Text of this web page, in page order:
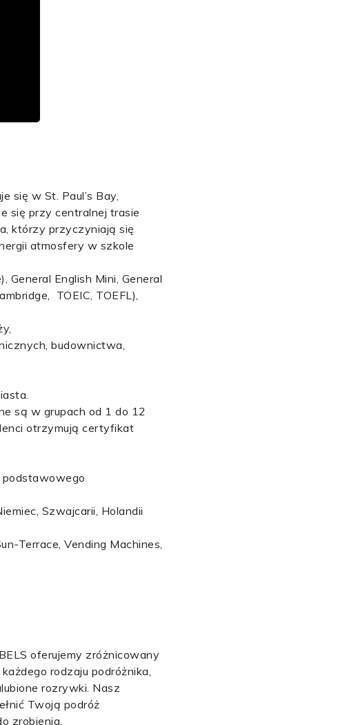
się w St. Paul’s Bay,
się przy centralnej trasie
którzy przyczyniają się
atmosfery w szkole
General English Mini, General
TOEIC, TOEFL),
budownictwa,
są w grupach od 1 do 12
otrzymują certyfikat
podstawowego
Szwajcarii, Holandii
Terrace, Vending Machines,
oferujemy zróżnicowany
rodzaju podróżnika,
rozrywki. Nasz
Twoją podróż
zrobienia.